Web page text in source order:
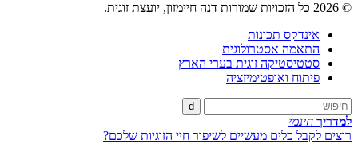
© 2026 כל הזכויות שמורות דנה חיימזון, יועצת זוגית.
אינדקס תכונות
התאמה אסטרולוגית
סטטיסטיקה זוגית בערי הארץ
פיתוח ואופטימיזציה
d
למדריך חינמי
רוצים לקבל כלים מעשיים לשיפור חיי הזוגיות שלכם?